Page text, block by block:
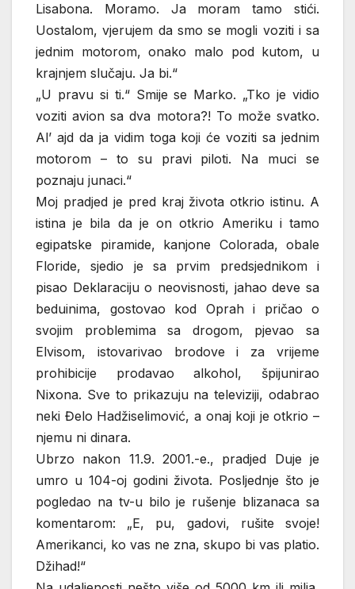
Lisabona. Moramo. Ja moram tamo stići.
Uostalom, vjerujem da smo se mogli voziti i sa
jednim motorom, onako malo pod kutom, u
krajnjem slučaju. Ja bi.“
„U pravu si ti.“ Smije se Marko. „Tko je vidio
voziti avion sa dva motora?! To može svatko.
Al’ ajd da ja vidim toga koji će voziti sa jednim
motorom – to su pravi piloti. Na muci se
poznaju junaci.“
Moj pradjed je pred kraj života otkrio istinu. A
istina je bila da je on otkrio Ameriku i tamo
egipatske piramide, kanjone Colorada, obale
Floride, sjedio je sa prvim predsjednikom i
pisao Deklaraciju o neovisnosti, jahao deve sa
beduinima, gostovao kod Oprah i pričao o
svojim problemima sa drogom, pjevao sa
Elvisom, istovarivao brodove i za vrijeme
prohibicije prodavao alkohol, špijunirao
Nixona. Sve to prikazuju na televiziji, odabrao
neki Đelo Hadžiselimović, a onaj koji je otkrio –
njemu ni dinara.
Ubrzo nakon 11.9. 2001.-e., pradjed Duje je
umro u 104-oj godini života. Posljednje što je
pogledao na tv-u bilo je rušenje blizanaca sa
komentarom: „E, pu, gadovi, rušite svoje!
Amerikanci, ko vas ne zna, skupo bi vas platio.
Džihad!“